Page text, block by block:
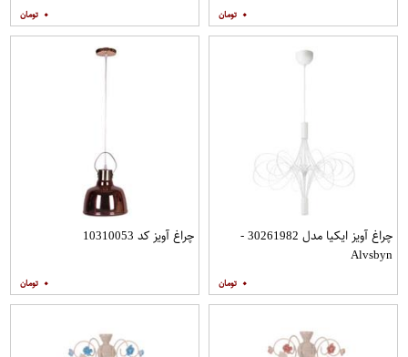
۰ ۰
چراغ آویز ایکیا مدل 30261982 -
Alvsbyn
۰
چراغ آویز کد 10310053
۰